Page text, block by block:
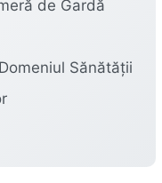
de Gardă
Sănătății